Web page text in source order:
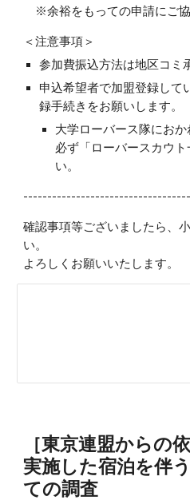
※余裕をもっての申請にご協
＜注意事項＞
参加費振込方法は地区コミ
申込希望者で加盟登録して
録手続きをお願いします。
大学ローバース隊におか
必ず「ローバースカウ
い。
確認事項等ございましたら、
い。
よろしくお願いいたします。
［東京連盟からの
実施した宿泊を伴
ての調査